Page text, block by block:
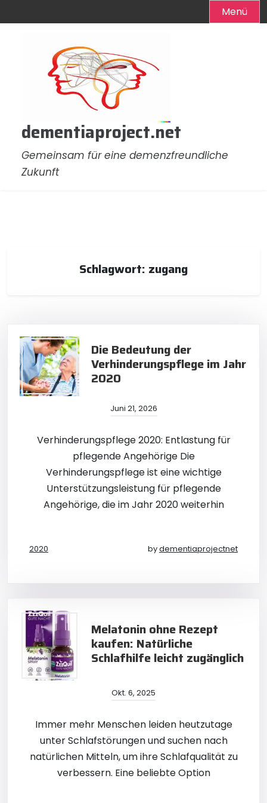
Menü
dementiaproject.net
Gemeinsam für eine demenzfreundliche
Zukunft
Schlagwort: zugang
Die Bedeutung der
Verhinderungspflege im Jahr
2020
Juni 21, 2026
Verhinderungspflege 2020: Entlastung für
pflegende Angehörige Die
Verhinderungspflege ist eine wichtige
Unterstützungsleistung für pflegende
Angehörige, die im Jahr 2020 weiterhin
2020 bydementiaprojectnet
Melatonin ohne Rezept
kaufen: Natürliche
Schlafhilfe leicht zugänglich
Okt. 6, 2025
Immer mehr Menschen leiden heutzutage
unter Schlafstörungen und suchen nach
natürlichen Mitteln, um ihre Schlafqualität zu
verbessern. Eine beliebte Option